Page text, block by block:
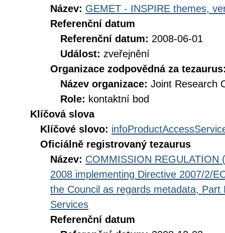
Název: GEMET - INSPIRE themes,
Referenční datum
Referenční datum: 2008-06-01
Událost: zveřejnění
Organizace zodpovědná za
Název organizace: Joint Research
Role: kontaktní bod
Klíčová slova
Klíčové slovo:
Oficiálně registrovaný tezaurus
Název: COMMISSION REGULATION
2008 implementing Directive 2007/2/
the Council as regards metadata,
Services
Referenční datum